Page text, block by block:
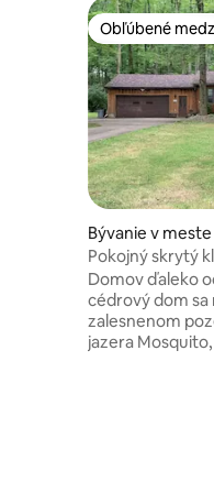
Obľúbené
Obľúbené
Bývanie v
Pokojný skrytý
Domov ďaleko
cédrový dom sa
zalesnenom
jazera
manželskú
samostatné